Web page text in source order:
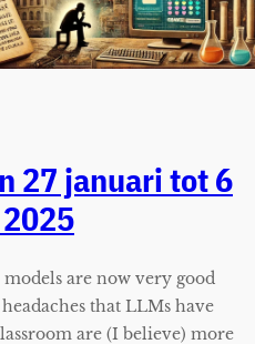
27 januari tot 6
are now very good
that LLMs have
are (I believe) more